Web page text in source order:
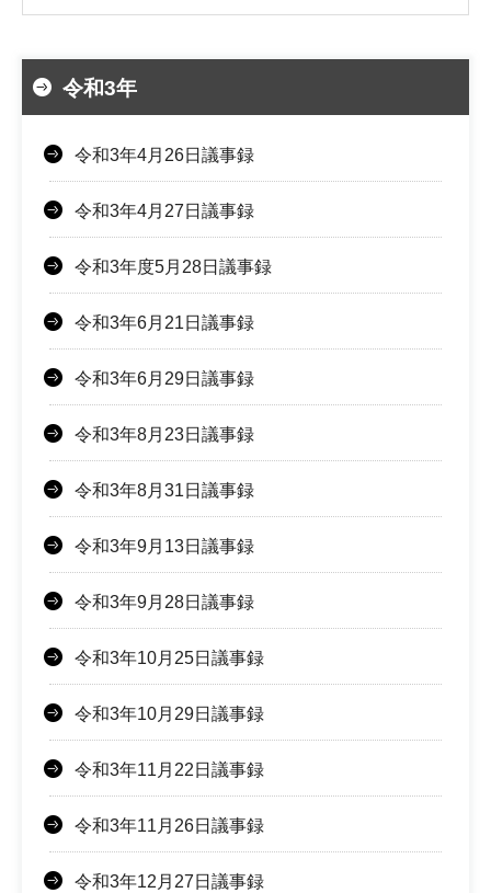
令和3年
令和3年4月26日議事録
令和3年4月27日議事録
令和3年度5月28日議事録
令和3年6月21日議事録
令和3年6月29日議事録
令和3年8月23日議事録
令和3年8月31日議事録
令和3年9月13日議事録
令和3年9月28日議事録
令和3年10月25日議事録
令和3年10月29日議事録
令和3年11月22日議事録
令和3年11月26日議事録
令和3年12月27日議事録